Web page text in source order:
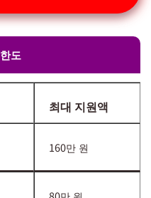
도
최대 지원액
160만 원